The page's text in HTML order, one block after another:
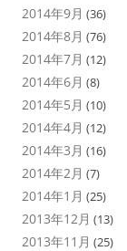
2014年9月 (36)
2014年8月 (76)
2014年7月 (12)
2014年6月 (8)
2014年5月 (10)
2014年4月 (12)
2014年3月 (16)
2014年2月 (7)
2014年1月 (25)
2013年12月 (13)
2013年11月 (25)